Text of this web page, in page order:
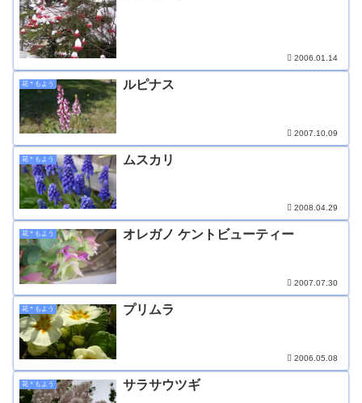
2006.01.14
花＊もよう ルピナス
2007.10.09
花＊もよう ムスカリ
2008.04.29
花＊もよう オレガノ ケントビューティー
2007.07.30
花＊もよう プリムラ
2006.05.08
花＊もよう サラサウツギ